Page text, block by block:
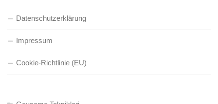
Datenschutzerklärung
Impressum
Cookie-Richtlinie (EU)